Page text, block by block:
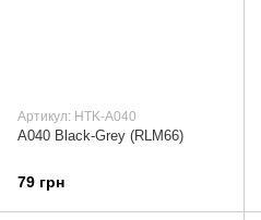
Артикул: HTK-A040
A040 Black-Grey (RLM66)
79 грн